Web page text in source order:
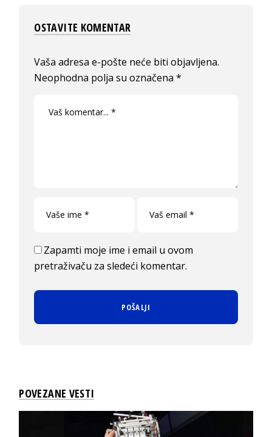
OSTAVITE KOMENTAR
Vaša adresa e-pošte neće biti objavljena.
Neophodna polja su označena*
Zapamti moje ime i email u ovom
pretraživaču za sledeći komentar.
POVEZANE VESTI